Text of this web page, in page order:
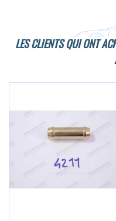
LES CLIENTS QUI ONT